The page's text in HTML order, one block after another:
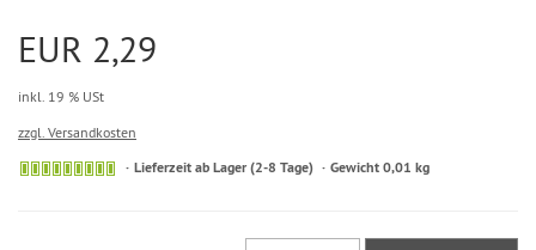
EUR 2,29
inkl. 19 % USt
zzgl. Versandkosten
Sofort
Lieferzeit ab Lager (2-8 Tage) Gewicht 0,01 kg